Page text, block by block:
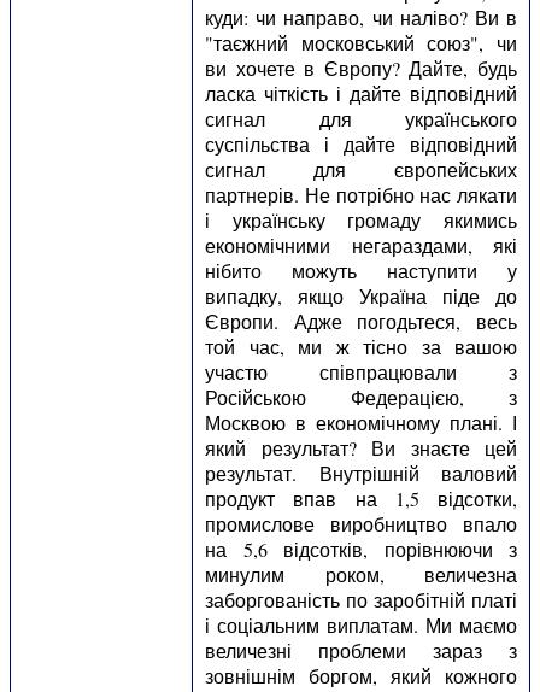
куди: чи направо, чи наліво? Ви в
"таєжний московський союз", чи
ви хочете в Європу? Дайте, будь
ласка чіткість і дайте відповідний
сигнал для українського
суспільства і дайте відповідний
сигнал для європейських
партнерів. Не потрібно нас лякати
і українську громаду якимись
економічними негараздами, які
нібито можуть наступити у
випадку, якщо Україна піде до
Європи. Адже погодьтеся, весь
той час, ми ж тісно за вашою
участю співпрацювали з
Російською Федерацією, з
Москвою в економічному плані. І
який результат? Ви знаєте цей
результат. Внутрішній валовий
продукт впав на 1,5 відсотки,
промислове виробництво впало
на 5,6 відсотків, порівнюючи з
минулим роком, величезна
заборгованість по заробітній платі
і соціальним виплатам. Ми маємо
величезні проблеми зараз з
зовнішнім боргом, який кожного